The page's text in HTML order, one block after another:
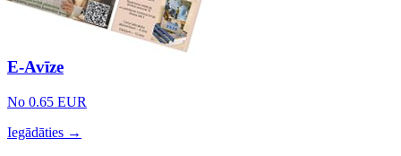
E-Avīze
No 0.65 EUR
Iegādāties →